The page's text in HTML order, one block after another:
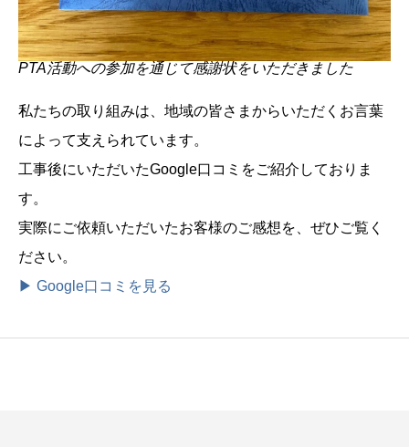
PTA活動への参加を通じて感謝状をいただきました
私たちの取り組みは、地域の皆さまからいただくお言葉
によって支えられています。
工事後にいただいたGoogle口コミをご紹介しておりま
す。
実際にご依頼いただいたお客様のご感想を、ぜひご覧く
ださい。
▶ Google口コミを見る